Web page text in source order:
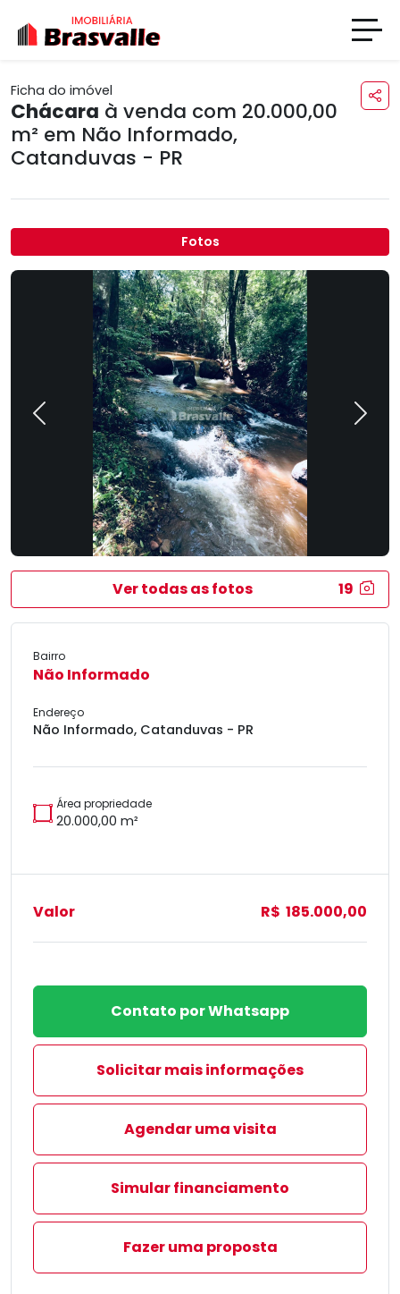
Ficha do imóvel
Chácara à venda com 20.000,00
m² em Não Informado,
Catanduvas - PR
Fotos
Previous Next
Ver todas as fotos 19
Bairro
Não Informado
Endereço
Não Informado, Catanduvas - PR
Área propriedade
20.000,00 m²
Valor R$ 185.000,00
Contato por Whatsapp
Solicitar mais informações
Agendar uma visita
Simular financiamento
Fazer uma proposta